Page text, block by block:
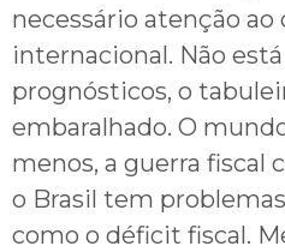
necessário atenção ao
internacional. Não
prognósticos, o
embaralhado. O
menos, a guerra fiscal
o Brasil tem
como o déficit fiscal.